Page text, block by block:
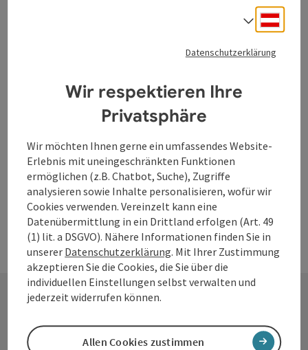
Das gemütliche Versammlungshaus befindet sich im Bereich
der Jausenstation. Es ist für Feiern für bis zu 50 Personen
geeignet und steht den Gesellschaften exklusiv zur
werden.
Kontakt
Datenschutzerklärung
Wir respektieren Ihre
Privatsphäre
Wir möchten Ihnen gerne ein umfassendes Website-
Erlebnis mit uneingeschränkten Funktionen
ermöglichen (z.B. Chatbot, Suche), Zugriffe
analysieren sowie Inhalte personalisieren, wofür wir
Cookies verwenden. Vereinzelt kann eine
Datenübermittlung in ein Drittland erfolgen (Art. 49
(1) lit. a DSGVO). Nähere Informationen finden Sie in
unserer Datenschutzerklärung. Mit Ihrer Zustimmung
akzeptieren Sie die Cookies, die Sie über die
individuellen Einstellungen selbst verwalten und
jederzeit widerrufen können.
Allen Cookies zustimmen